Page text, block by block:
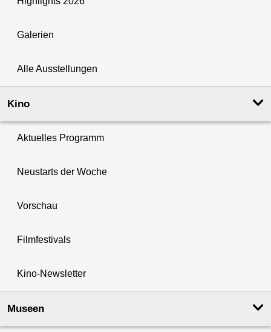
Galerien
Alle Ausstellungen
Kino
Aktuelles Programm
Neustarts der Woche
Vorschau
Filmfestivals
Kino-Newsletter
Museen